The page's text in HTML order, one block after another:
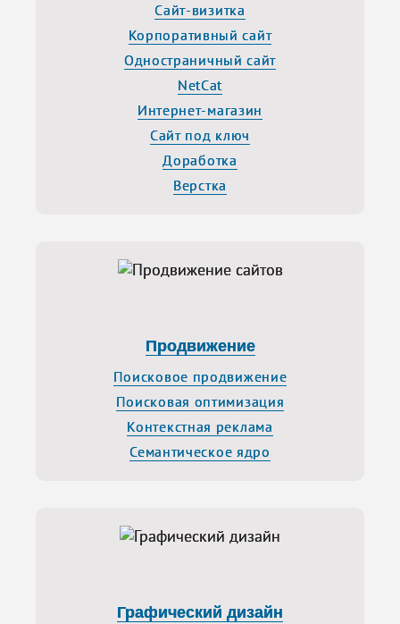
Сайт-визитка
Корпоративный сайт
Одностраничный сайт
NetCat
Интернет-магазин
Сайт под ключ
Доработка
Верстка
Продвижение
Поисковое продвижение
Поисковая оптимизация
Контекстная реклама
Семантическое ядро
Графический дизайн